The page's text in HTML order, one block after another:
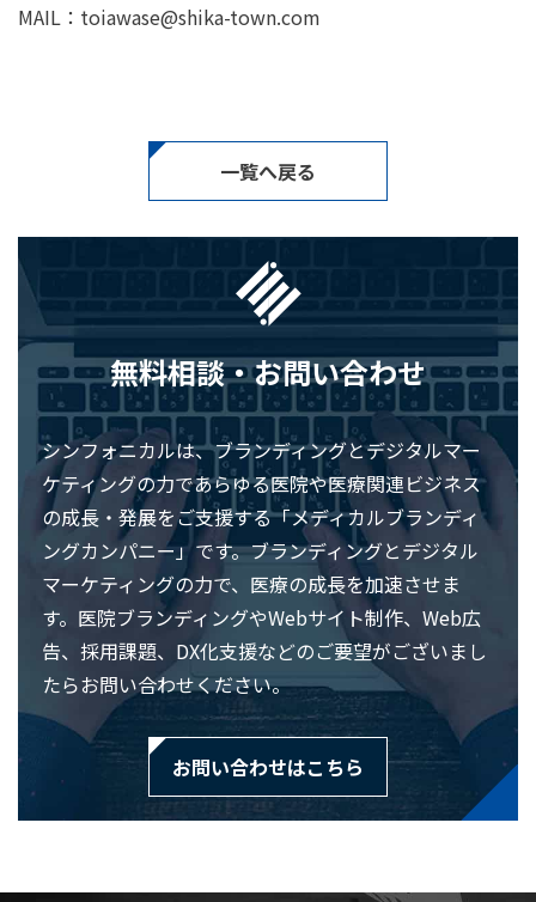
MAIL：toiawase@shika-town.com
一覧へ戻る
無料相談・お問い合わせ
シンフォニカルは、ブランディングとデジタルマー
ケティングの力であらゆる医院や医療関連ビジネス
の成長・発展をご支援する「メディカルブランディ
ングカンパニー」です。ブランディングとデジタル
マーケティングの力で、医療の成長を加速させま
す。医院ブランディングやWebサイト制作、Web広
告、採用課題、DX化支援などのご要望がございまし
たらお問い合わせください。
お問い合わせはこちら